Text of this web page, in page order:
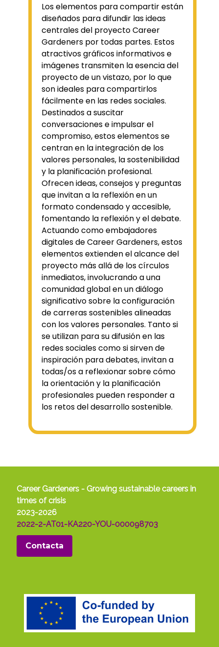
Los elementos para compartir están
diseñados para difundir las ideas
centrales del proyecto Career
Gardeners por todas partes. Estos
atractivos gráficos informativos e
imágenes transmiten la esencia del
proyecto de un vistazo, por lo que
son ideales para compartirlos
fácilmente en las redes sociales.
Destinados a suscitar
conversaciones e impulsar el
compromiso, estos elementos se
centran en la integración de los
valores personales, la sostenibilidad
y la planificación profesional.
Ofrecen ideas, consejos y preguntas
que invitan a la reflexión en un
formato condensado y accesible,
fomentando la reflexión y el debate.
Actuando como embajadores
digitales de Career Gardeners, estos
elementos extienden el alcance del
proyecto más allá de los círculos
inmediatos, involucrando a una
comunidad global en un diálogo
significativo sobre la configuración
de carreras sostenibles alineadas
con los valores personales. Tanto si
se utilizan para su difusión en las
redes sociales como si sirven de
inspiración para debates, invitan a
todas/os a reflexionar sobre cómo
la orientación y la planificación
profesionales pueden responder a
los retos del desarrollo sostenible.
Career Gardeners - Growing sustainable careers in
times of crisis
2023-2026
2022-2-AT01-KA220-YOU-000098703
Contacta